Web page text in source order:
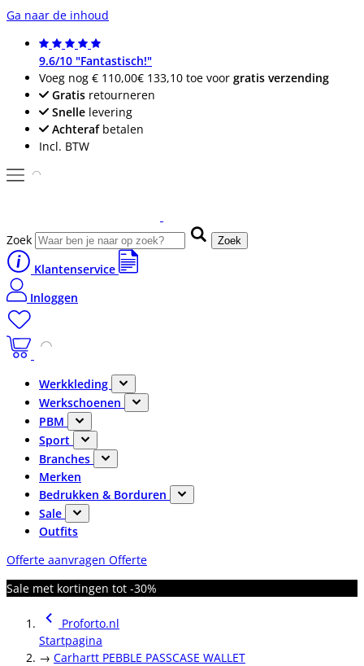
Ga naar de inhoud
9.6/10 "Fantastisch!"
Voeg nog € 110,00€ 133,10 toe voor gratis verzending
Gratis retourneren
Snelle levering
Achterafbetalen
Incl. BTW
Zoek Zoek
Klantenservice
Inloggen
Werkkleding
Werkschoenen
PBM
Sport
Branches
Merken
Bedrukken & Borduren
Sale
Outfits
Offerte aanvragen Offerte
Sale met kortingen tot -30%
Proforto.nl
Startpagina
→ Carhartt PEBBLE PASSCASE WALLET